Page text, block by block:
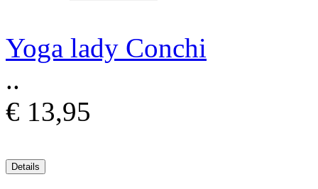
Yoga lady Conchi
..
€ 13,95